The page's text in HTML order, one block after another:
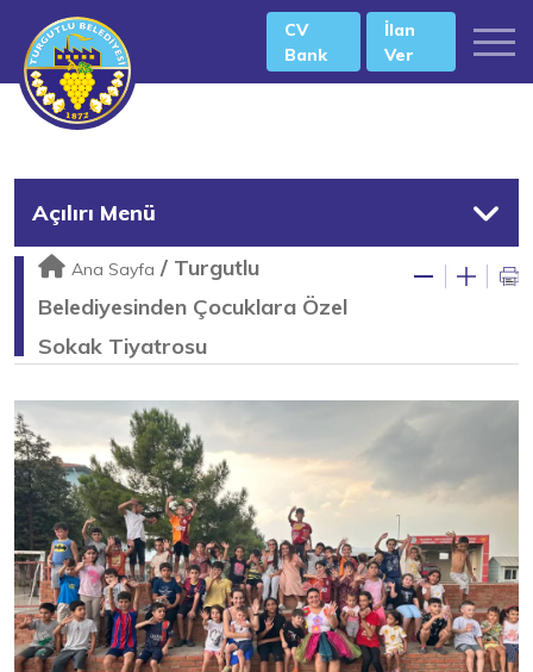
CV
Bank
İlan
Ver
Açılırı Menü
Ana Sayfa / Turgutlu
Belediyesinden Çocuklara Özel
Sokak Tiyatrosu